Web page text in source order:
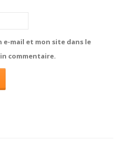
e-mail et mon site dans le
commentaire.